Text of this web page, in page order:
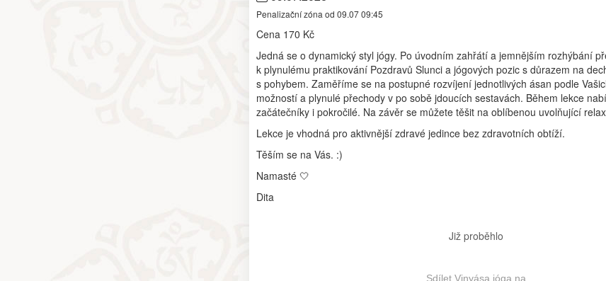
Penalizační zóna od 09.07 09:45
Cena 170 Kč
Jedná se o dynamický styl jógy. Po úvodním zahřátí a jemnějším rozhýbání
k plynulému praktikování Pozdravů Slunci a jógových pozic s důrazem na
s pohybem. Zaměříme se na postupné rozvíjení jednotlivých ásan podle
možností a plynulé přechody v po sobě jdoucích sestavách. Během lekce
začátečníky i pokročilé. Na závěr se můžete těšit na oblíbenou uvolňující
Lekce je vhodná pro aktivnější zdravé jedince bez zdravotních obtíží.
Těším se na Vás. :)
Namasté 🤍
Dita
Již proběhlo
Sdílet Vinyása jóga na